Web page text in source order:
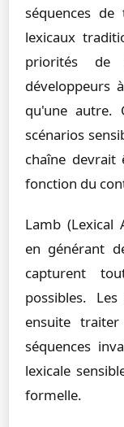
séquences de
lexicaux
priorités de
développeurs
qu'une autre.
scénarios
chaîne
fonction du
Lamb (Lexical
en générant
capturent
possibles.
ensuite
séquences
lexicale
formelle.